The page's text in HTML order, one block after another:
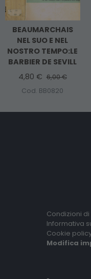
BEAUMARCHAIS
NEL SUO E NEL
NOSTRO TEMPO:LE
BARBIER DE SEVILL
4,80 € 6,00 €
Cod. BB0820
Condizioni
Informativa
Cookie
Modifica